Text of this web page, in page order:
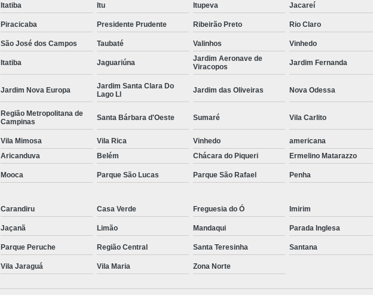
Curvamento de Tubos a
Curvamento de Tubos de Aço
Curvamento de Tubos
Curvamento de Tubos Industrial
Corte e Dobra Chapa
Corte e
Dobra de Chapa de
Dobra de Chapa de Ferro
Dobradeira de Chapa
Dobra de
Dobra Tubo com Maçarico
Dobra Tubo Quadrado
Empresa Corte a Laser
Empresa de Corte a Laser
Empresa de Corte a Laser Chapa
Itatiba Itu Itupeva Jacareí
Piracicaba Presidente Prudente Ribeirão Preto Rio Claro
São José dos Campos Taubaté Valinhos Vinhedo
Itatiba Jaguariúna
Jardim Aeronave de
Viracopos
Jardim Fernanda
Jardim Nova Europa
Jardim Santa Clara Do
Lago Ll
Jardim das Oliveiras Nova Odessa
Região Metropolitana de
Campinas
Santa Bárbara d'Oeste Sumaré Vila Carlito
Vila Mimosa Vila Rica Vinhedo
americana
Aricanduva Belém Chácara do Piqueri Ermelino Matarazzo
Mooca Parque São Lucas Parque São Rafael Penha
Carandiru Casa Verde Freguesia do Ó Imirim
Jaçanã Limão Mandaqui Parada Inglesa
Parque Peruche Região Central Santa Teresinha Santana
Vila Jaraguá Vila Maria
Zona Norte